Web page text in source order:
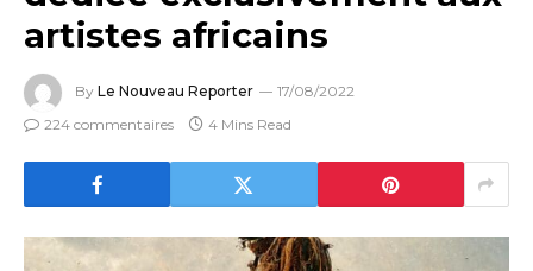
artistes africains
By Le Nouveau Reporter
17/08/2022
224 commentaires
4 Mins Read